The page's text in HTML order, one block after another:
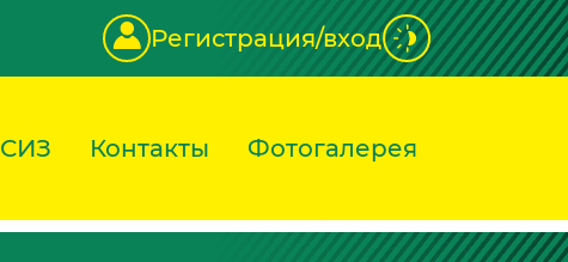
Регистрация/вход
СИЗ Контакты Фотогалерея